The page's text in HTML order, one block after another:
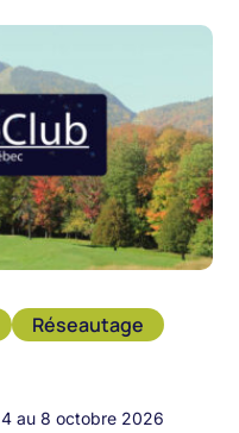
Réseautage
4 au 8 octobre 2026